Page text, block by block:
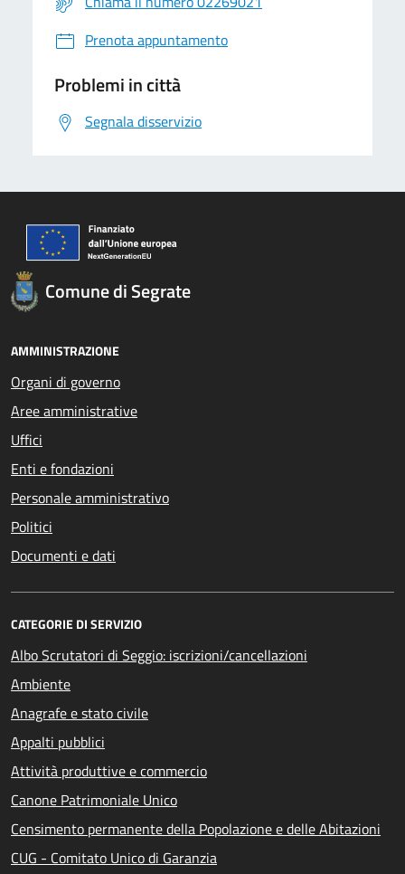
Prenota appuntamento
Problemi in città
Segnala disservizio
Comune di Segrate
AMMINISTRAZIONE
Organi di governo
Aree amministrative
Uffici
Enti e fondazioni
Personale amministrativo
Politici
Documenti e dati
CATEGORIE DI SERVIZIO
Albo Scrutatori di Seggio: iscrizioni/cancellazioni
Ambiente
Anagrafe e stato civile
Appalti pubblici
Attività produttive e commercio
Canone Patrimoniale Unico
Censimento permanente della Popolazione e delle Abitazioni
CUG - Comitato Unico di Garanzia